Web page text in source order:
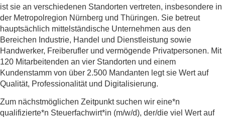
ist sie an verschiedenen Standorten vertreten, insbesondere in
der Metropolregion Nürnberg und Thüringen. Sie betreut
hauptsächlich mittelständische Unternehmen aus den
Bereichen Industrie, Handel und Dienstleistung sowie
Handwerker, Freiberufler und vermögende Privatpersonen. Mit
120 Mitarbeitenden an vier Standorten und einem
Kundenstamm von über 2.500 Mandanten legt sie Wert auf
Qualität, Professionalität und Digitalisierung.
Zum nächstmöglichen Zeitpunkt suchen wir eine*n
qualifizierte*n Steuerfachwirt*in (m/w/d), der/die viel Wert auf